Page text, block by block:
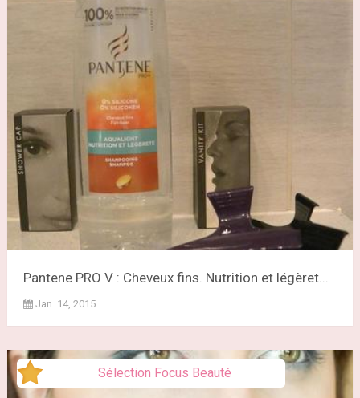
Pantene PRO V : Cheveux fins. Nutrition et légèret...
Jan. 14, 2015
Sélection Focus Beauté